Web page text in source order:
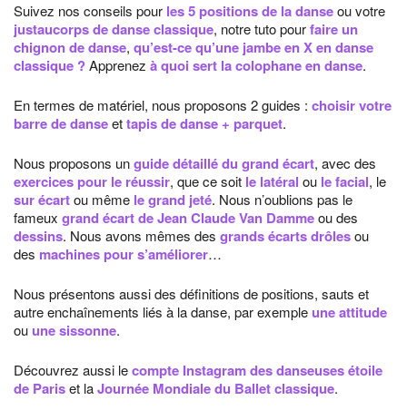
Suivez nos conseils pour les 5 positions de la danseou votre
justaucorps de danse classique, notre tuto pourfaire un
chignon de danse, qu’est-ce qu’une jambe en X en danse
classique ?Apprenez à quoi sert la colophane en danse.
En termes de matériel, nous proposons 2 guides : choisir votre
barre de danseettapis de danse + parquet.
Nous proposons unguide détaillé du grand écart, avec des
exercices pour le réussir, que ce soit le latéral ou le facial, le
sur écartou même le grand jeté. Nous n’oublions pas le
fameux grand écart de Jean Claude Van Dammeou des
dessins. Nous avons mêmes des grands écarts drôlesou
des machines pour s’améliorer…
Nous présentons aussi des définitions de positions, sauts et
autre enchaînements liés à la danse, par exemple une attitude
ou une sissonne.
Découvrez aussi lecompte Instagram des danseuses étoile
de Pariset laJournée Mondiale du Ballet classique.